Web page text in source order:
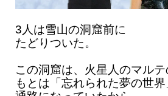
3人は雪山の洞窟前に
たどりついた。
この洞窟は、火星人のマルテ
もとは「忘れられた夢の世